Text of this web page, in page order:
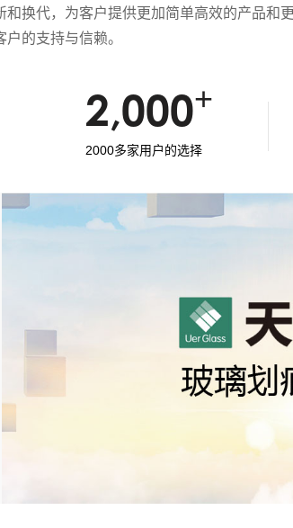
换代，为客户提供更加简单高效的产品和
的支持与信赖。
2,000+
2000多家用户的选择